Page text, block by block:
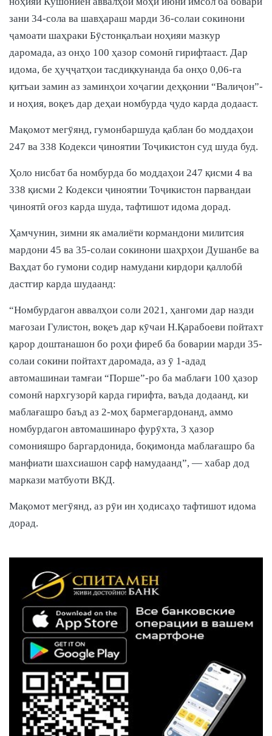
зани 34-сола ва шавҳараш марди 36-солаи сокинони
ҷамоати шаҳраки Бӯстонқалъаи ноҳияи мазкур
даромада, аз онҳо 100 ҳазор сомонӣ гирифтааст. Дар
идома, бе ҳуҷҷатҳои тасдиқкунанда ба онҳо 0,06-га
қитъаи замин аз заминҳои хоҷагии деҳқонии “Валиҷон”-
и ноҳия, воқеъ дар деҳаи номбурда ҷудо карда додааст.
Мақомот мегӯянд, гумонбаршуда қаблан бо моддаҳои
247 ва 338 Кодекси ҷиноятии Тоҷикистон суд шуда буд.
Ҳоло нисбат ба номбурда бо моддаҳои 247 қисми 4 ва
338 қисми 2 Кодекси ҷиноятии Тоҷикистон парвандаи
ҷиноятӣ оғоз карда шуда, тафтишот идома дорад.
Ҳамчунин, зимни як амалиёти кормандони милитсия
мардони 45 ва 35-солаи сокинони шаҳрҳои Душанбе ва
Ваҳдат бо гумони содир намудани кирдори қаллобӣ
дастгир карда шудаанд:
“Номбурдагон аввалҳои соли 2021, ҳангоми дар назди
мағозаи Гулистон, воқеъ дар кӯчаи Н.Қарабоеви пойтахт
қарор доштанашон бо роҳи фиреб ба боварии марди 35-
солаи сокини пойтахт даромада, аз ӯ 1-адад
автомашинаи тамғаи “Порше”-ро ба маблағи 100 ҳазор
сомонӣ нархгузорӣ карда гирифта, ваъда додаанд, ки
маблағашро баъд аз 2-моҳ бармегардонанд, аммо
номбурдагон автомашинаро фурӯхта, 3 ҳазор
сомонияшро баргардонида, боқимонда маблағашро ба
манфиати шахсиашон сарф намудаанд”, — хабар дод
маркази матбуоти ВКД.
Мақомот мегӯянд, аз рӯи ин ҳодисаҳо тафтишот идома
дорад.